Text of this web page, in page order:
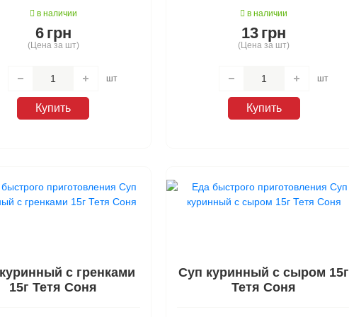
Галя Балувана
Балувана
от комаров
в наличии
6 грн
(Цена за шт)
шт
Купить
в наличии
13 грн
(Цена за шт)
шт
Купить
с гренками
15г Тетя Соня
Суп куринный с сыром 15г
Тетя Соня